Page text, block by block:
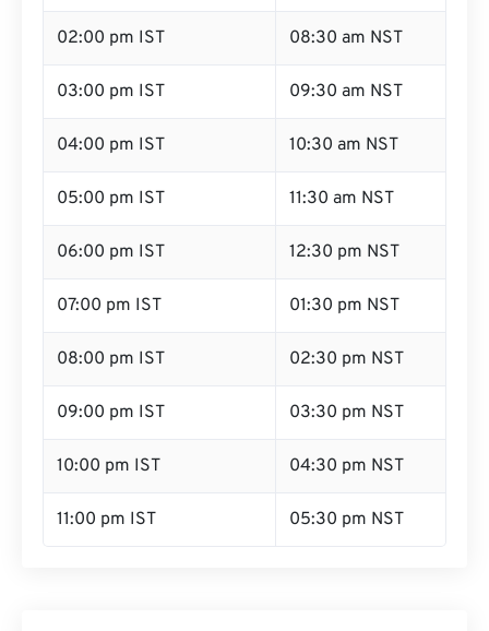
02:00 pm IST 08:30 am NST
03:00 pm IST 09:30 am NST
04:00 pm IST 10:30 am NST
05:00 pm IST 11:30 am NST
06:00 pm IST 12:30 pm NST
07:00 pm IST 01:30 pm NST
08:00 pm IST 02:30 pm NST
09:00 pm IST 03:30 pm NST
10:00 pm IST 04:30 pm NST
11:00 pm IST 05:30 pm NST